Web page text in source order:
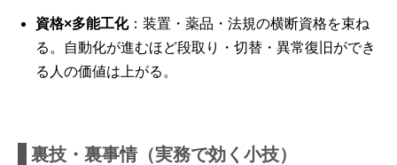
資格×多能工化：装置・薬品・法規の横断資格を束ね
る。自動化が進むほど段取り・切替・異常復旧ができ
る人の価値は上がる。
裏技・裏事情（実務で効く小技）